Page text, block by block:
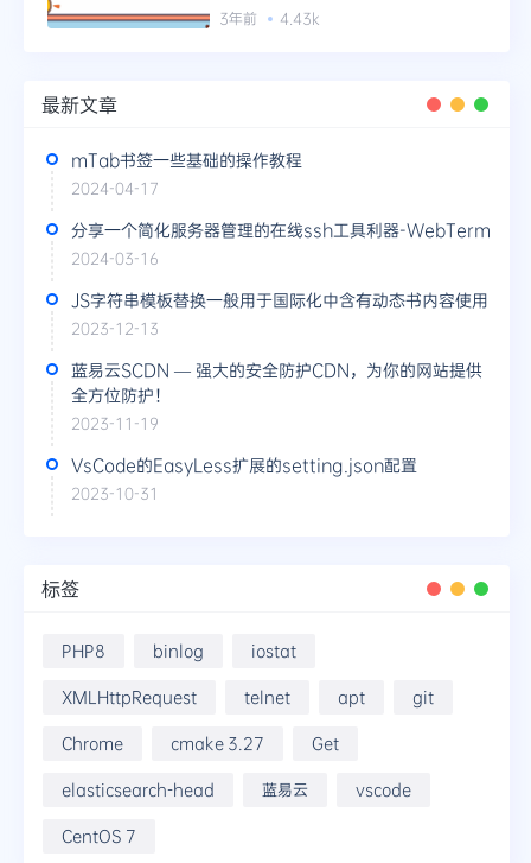
3年前 4.43k
最新文章
mTab书签一些基础的操作教程
2024-04-17
分享一个简化服务器管理的在线ssh工具利器-WebTerm
2024-03-16
JS字符串模板替换一般用于国际化中含有动态书内容使用
2023-12-13
蓝易云SCDN — 强大的安全防护CDN，为你的网站提供
全方位防护！
2023-11-19
VsCode的EasyLess扩展的setting.json配置
2023-10-31
标签
PHP8 binlog iostat
XMLHttpRequest telnet apt git
Chrome cmake 3.27 Get
elasticsearch-head 蓝易云 vscode
CentOS 7